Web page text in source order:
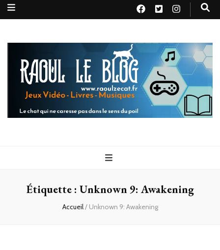
Raoul le
blog
Étiquette : Unknown 9: Awakening
Accueil/ Unknown 9: Awakening